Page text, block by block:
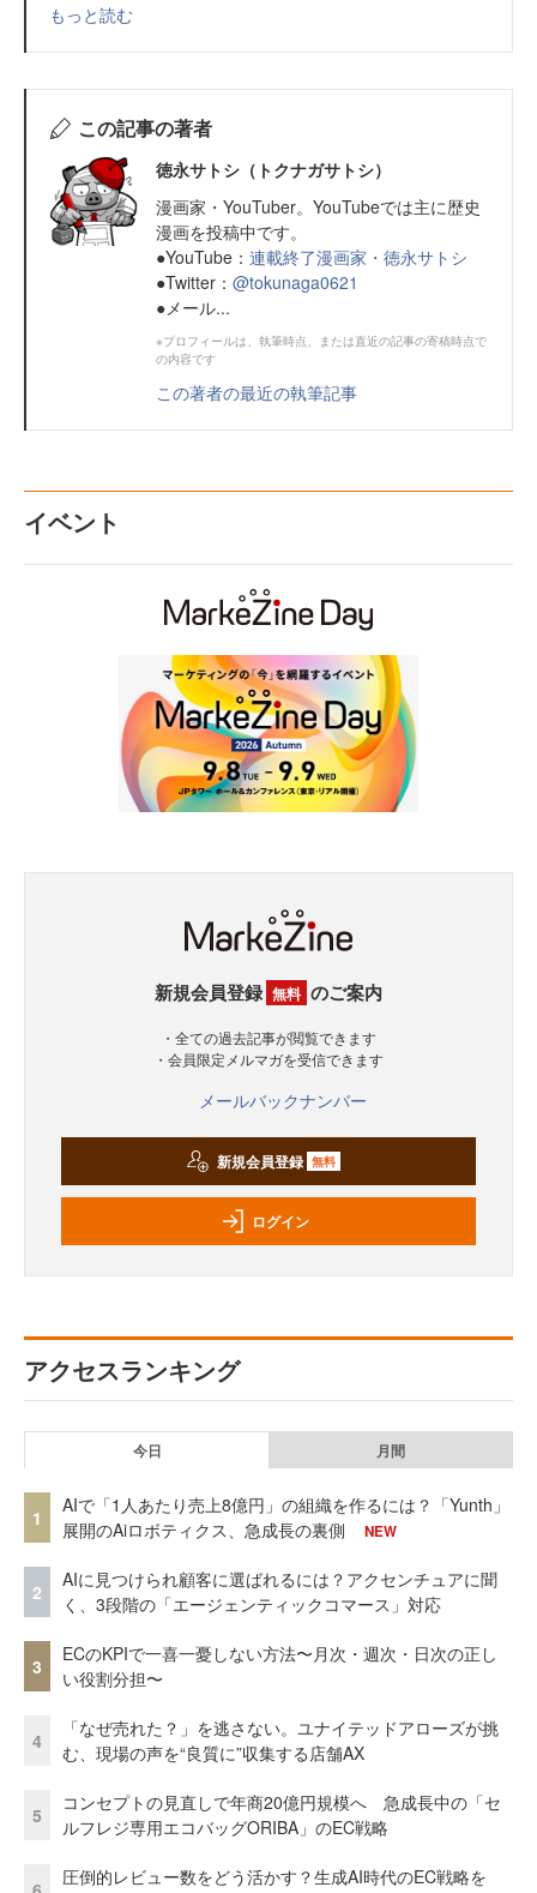
もっと読む
この記事の著者
徳永サトシ（トクナガサトシ）
漫画家・YouTuber。YouTubeでは主に歴史
漫画を投稿中です。
●YouTube： 連載終了漫画家・徳永サトシ
●Twitter： @tokunaga0621
●メール...
※プロフィールは、執筆時点、または直近の記事の寄稿時点で
の内容です
この著者の最近の執筆記事
イベント
新規会員登録 無料 のご案内
・全ての過去記事が閲覧できます
・会員限定メルマガを受信できます
メールバックナンバー
新規会員登録 無料
ログイン
アクセスランキング
今日 月間
1
AIで「1人あたり売上8億円」の組織を作るには？「Yunth」
展開のAiロボティクス、急成長の裏側
NEW
2
AIに見つけられ顧客に選ばれるには？アクセンチュアに聞
く、3段階の「エージェンティックコマース」対応
3
ECのKPIで一喜一憂しない方法〜月次・週次・日次の正し
い役割分担〜
4
「なぜ売れた？」を逃さない。ユナイテッドアローズが挑
む、現場の声を“良質に”収集する店舗AX
5
コンセプトの見直しで年商20億円規模へ 急成長中の「セ
ルフレジ専用エコバッグORIBA」のEC戦略
圧倒的レビュー数をどう活かす？生成AI時代のEC戦略を